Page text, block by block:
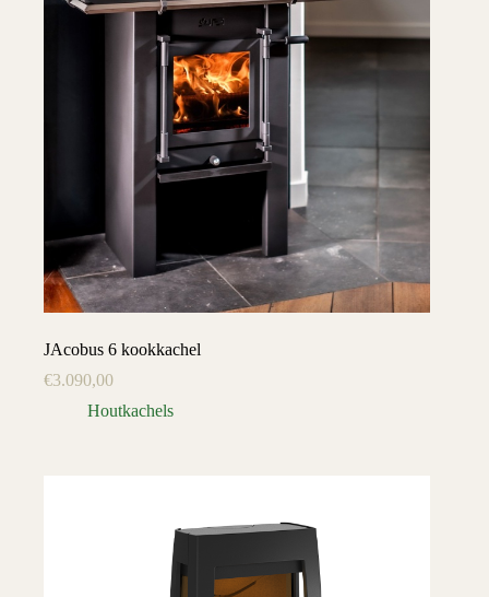
JAcobus 6 kookkachel
€3.090,00
Houtkachels